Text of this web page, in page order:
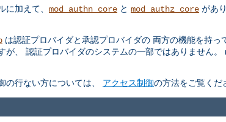
に加えて、 mod_authn_core と mod_authz_core があ
は認証プロバイダと承認プロバイダの 両方の機能を持っ
が、 認証プロバイダのシステムの一部ではありません
の行ない方については、 アクセス制御の方法をご覧くだ